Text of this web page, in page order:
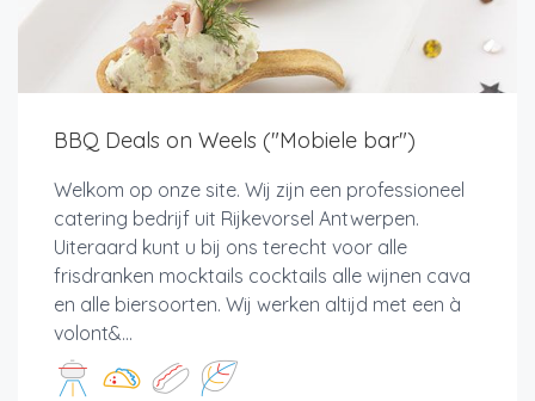
BBQ Deals on Weels ("Mobiele bar")
Welkom op onze site. Wij zijn een professioneel
catering bedrijf uit Rijkevorsel Antwerpen.
Uiteraard kunt u bij ons terecht voor alle
frisdranken mocktails cocktails alle wijnen cava
en alle biersoorten. Wij werken altijd met een à
volont&...